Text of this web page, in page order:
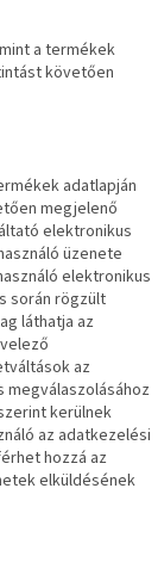
a termékek
követően
adatlapján
megjelenő
elektronikus
üzenete
elektronikus
során rögzült
láthatja az
az
kerülnek
az adatkezelési
hozzá az
elküldésének